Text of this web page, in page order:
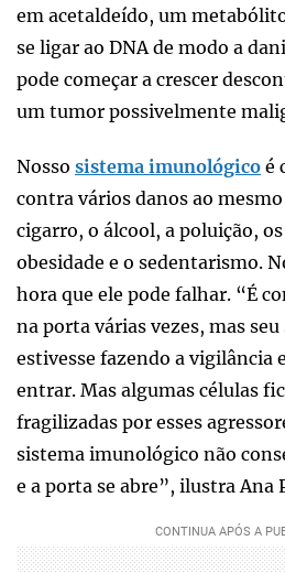
em acetaldeído, um
se ligar ao DNA de modo a
pode começar a crescer
um tumor possivelmente
Nosso sistema imunológico é
contra vários danos ao
cigarro, o álcool, a poluição,
obesidade e o sedentarismo.
hora que ele pode falhar. “É
na porta várias vezes, mas
estivesse fazendo a vigilância
entrar. Mas algumas células
fragilizadas por esses
sistema imunológico não
e a porta se abre”, ilustra Ana